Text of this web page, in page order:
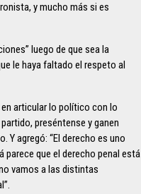
y mucho más si es
luego de que sea la
le haya faltado el respeto al
articular lo político con lo
preséntense y ganen
Y agregó: “El derecho es uno
que el derecho penal está
vamos a las distintas